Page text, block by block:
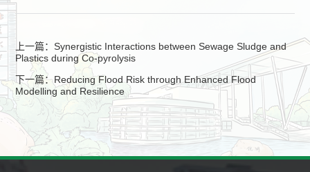
上一篇：Synergistic Interactions between Sewage Sludge and
Plastics during Co-pyrolysis
下一篇：Reducing Flood Risk through Enhanced Flood
Modelling and Resilience